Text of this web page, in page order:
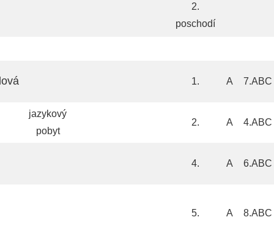
2.
poschodí
1. A 7.ABC
jazykový
pobyt
2. A 4.ABC
4. A 6.ABC
5. A 8.ABC